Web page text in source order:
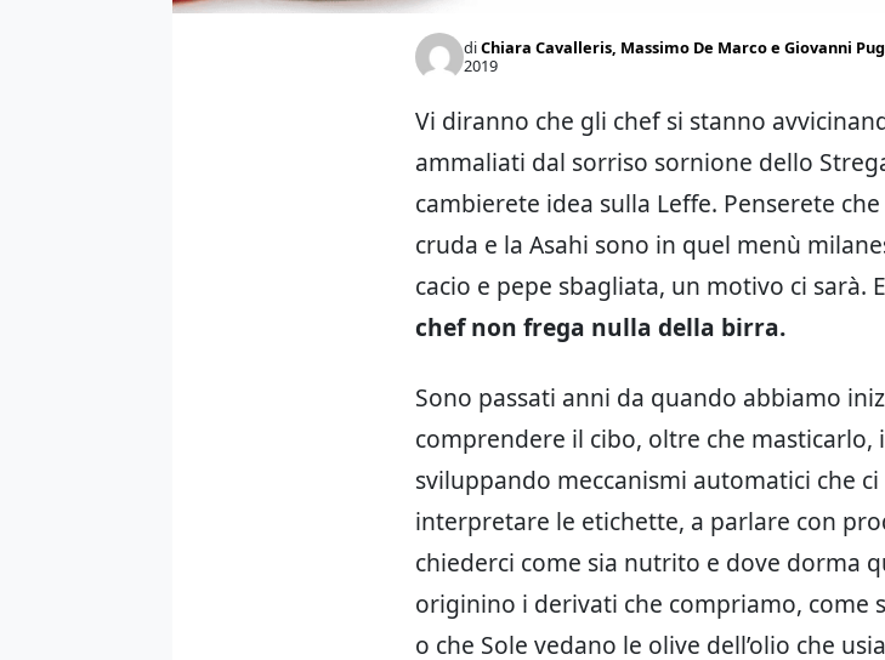
diChiara Cavalleris, Massimo De Marco e Giovanni
2019
Vi diranno che gli chef si stanno
ammaliati dal sorriso sornione dello
cambierete idea sulla Leffe. Penserete
cruda e la Asahi sono in quel menù
cacio e pepe sbagliata, un motivo ci sarà.
chef non frega nulla della birra.
Sono passati anni da quando abbiamo
comprendere il cibo, oltre che
sviluppando meccanismi automatici che
interpretare le etichette, a parlare con
chiederci come sia nutrito e dove dorma
originino i derivati che compriamo, come
o che Sole vedano le olive dell’olio che